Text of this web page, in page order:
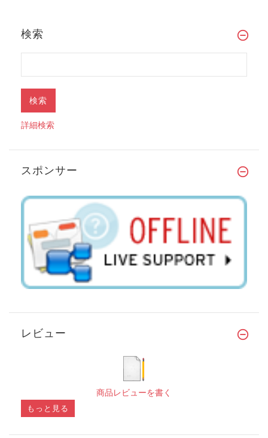
検索
詳細検索
スポンサー
レビュー
商品レビューを書く
もっと見る